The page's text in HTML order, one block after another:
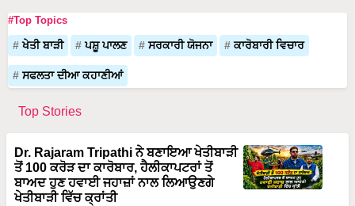
#Top Topics
ਖੇਤੀ ਬਾੜੀ ਪਸ਼ੂ ਪਾਲਣ ਸਰਕਾਰੀ ਯੋਜਨਾ ਕਾਰੋਬਾਰੀ ਵਿਚਾਰ
ਸਫਲਤਾ ਦੀਆ ਕਹਾਣੀਆਂ
Top Stories
Dr. Rajaram Tripathi ਨੇ ਬਣਾਇਆ ਖੇਤੀਬਾੜੀ
ਤੋਂ 100 ਕਰੋੜ ਦਾ ਕਾਰੋਬਾਰ, ਹੈਲੀਕਾਪਟਰਾਂ ਤੋਂ
ਬਾਅਦ ਹੁਣ ਹਵਾਈ ਜਹਾਜ਼ਾਂ ਨਾਲ ਲਿਆਉਣਗੇ
ਖੇਤੀਬਾੜੀ ਵਿੱਚ ਕ੍ਰਾਂਤੀ